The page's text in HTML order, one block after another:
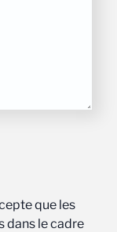
que les
dans le cadre